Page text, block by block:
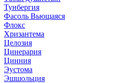
Тунбергия
Фасоль Вьющаяся
Флокс
Хризантема
Целозия
Цинерария
Цинния
Эустома
Эшшольция